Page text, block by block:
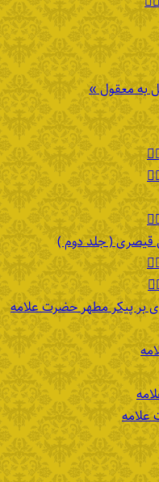
به معقول »
( جلد دوم )
بر پیکر مطهر حضرت علامه
علامه